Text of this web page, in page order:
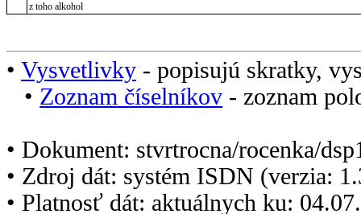
z toho alkohol
• Vysvetlivky - popisujú skratky,
• Zoznam číselníkov - zoznam
• Dokument: stvrtrocna/rocenka/
• Zdroj dát: systém ISDN (verzia:
• Platnosť dát: aktuálnych ku: